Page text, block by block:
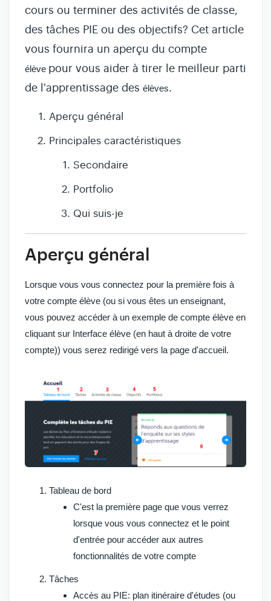
cours ou terminer des activités de classe,
des tâches PIE ou des objectifs? Cet article
vous fournira un aperçu du compte
élève pour vous aider à tirer le meilleur parti
de l'apprentissage des élèves.
Aperçu général
Principales caractéristiques
Secondaire
Portfolio
Qui suis-je
Aperçu général
Lorsque vous vous connectez pour la première fois à
votre compte élève (ou si vous êtes un enseignant,
vous pouvez accéder à un exemple de compte élève en
cliquant sur Interface élève (en haut à droite de votre
compte)) vous serez redirigé vers la page d'accueil.
Tableau de bord
C'est la première page que vous verrez
lorsque vous vous connectez et le point
d'entrée pour accéder aux autres
fonctionnalités de votre compte
Tâches
Accès au PIE: plan itinéraire d'études (ou